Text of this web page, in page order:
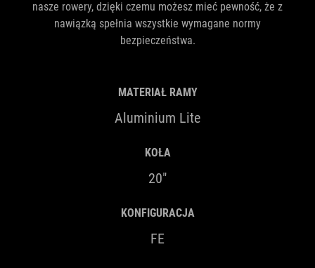
nasze rowery, dzięki czemu możesz mieć pewność, że z
nawiązką spełnia wszystkie wymagane normy
bezpieczeństwa.
MATERIAŁ RAMY
Aluminium Lite
KOŁA
20"
KONFIGURACJA
FE